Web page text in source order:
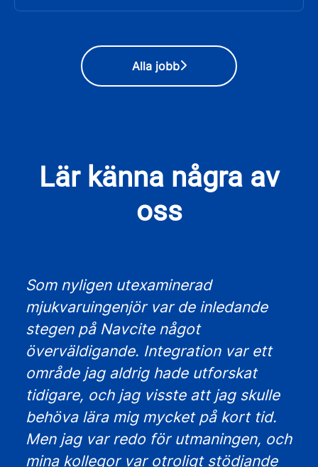
Alla jobb
Lär känna några av
oss
Som nyligen utexaminerad
mjukvaruingenjör var de inledande
stegen på Navcite något
överväldigande. Integration var ett
område jag aldrig hade utforskat
tidigare, och jag visste att jag skulle
behöva lära mig mycket på kort tid.
Men jag var redo för utmaningen, och
mina kollegor var otroligt stödjande